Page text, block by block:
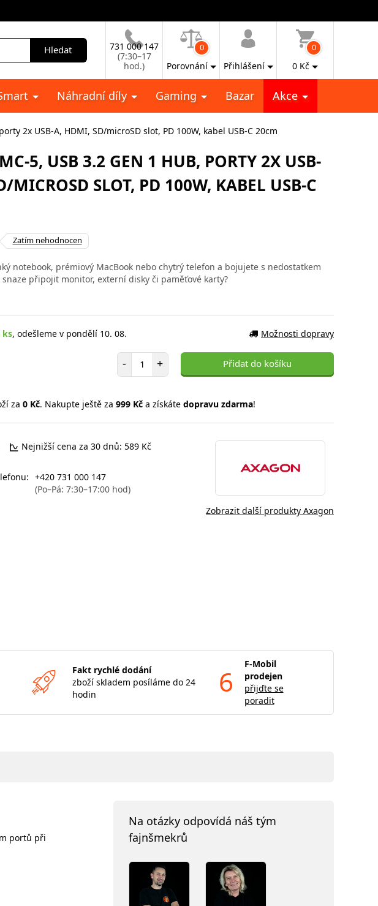
Hledat
731 000 147
(7:30–17
hod.)
0
Porovnání Přihlášení
0
0 Kč
Náhradní díly Gaming Bazar Akce
2x USB-A, HDMI, SD/microSD slot, PD 100W, kabel USB-C 20cm
5, USB 3.2 GEN 1 HUB, PORTY 2X USB-
MICROSD SLOT, PD 100W, KABEL USB-C
Zatím nehodnocen
notebook, prémiový MacBook nebo chytrý telefon a bojujete s nedostatkem
připojit monitor, externí disky či paměťové karty?
ks, odešleme v pondělí 10. 08. Možnosti dopravy
- Počet položek
+ Přidat do košíku
za 0 Kč. Nakupte ještě za 999 Kča získáte dopravu zdarma!
Nejnižší cena za 30 dnů: 589 Kč
+420 731 000 147
(Po–Pá: 7:30–17:00 hod)
Zobrazit další produkty Axagon
Fakt rychlé dodání
zboží skladem posíláme do 24
hodin
6
F-Mobil
prodejen
přijďte se
poradit
portů při
Na otázky odpovídá náš tým
fajnšmekrů